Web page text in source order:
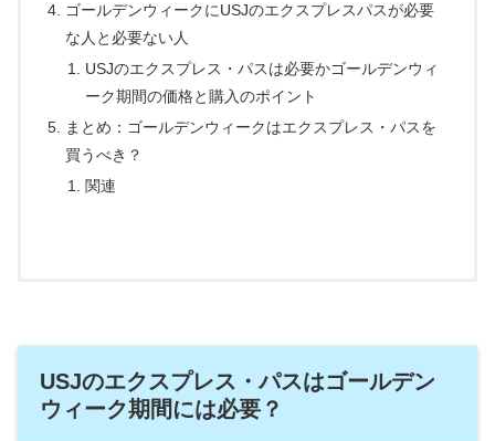
ゴールデンウィークにUSJのエクスプレスパスが必要
な人と必要ない人
USJのエクスプレス・パスは必要かゴールデンウィ
ーク期間の価格と購入のポイント
まとめ：ゴールデンウィークはエクスプレス・パスを
買うべき？
関連
USJのエクスプレス・パスはゴールデン
ウィーク期間には必要？